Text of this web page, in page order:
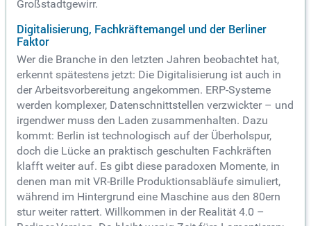
Großstadtgewirr.
Digitalisierung, Fachkräftemangel und der Berliner
Faktor
Wer die Branche in den letzten Jahren beobachtet hat,
erkennt spätestens jetzt: Die Digitalisierung ist auch in
der Arbeitsvorbereitung angekommen. ERP-Systeme
werden komplexer, Datenschnittstellen verzwickter – und
irgendwer muss den Laden zusammenhalten. Dazu
kommt: Berlin ist technologisch auf der Überholspur,
doch die Lücke an praktisch geschulten Fachkräften
klafft weiter auf. Es gibt diese paradoxen Momente, in
denen man mit VR-Brille Produktionsabläufe simuliert,
während im Hintergrund eine Maschine aus den 80ern
stur weiter rattert. Willkommen in der Realität 4.0 –